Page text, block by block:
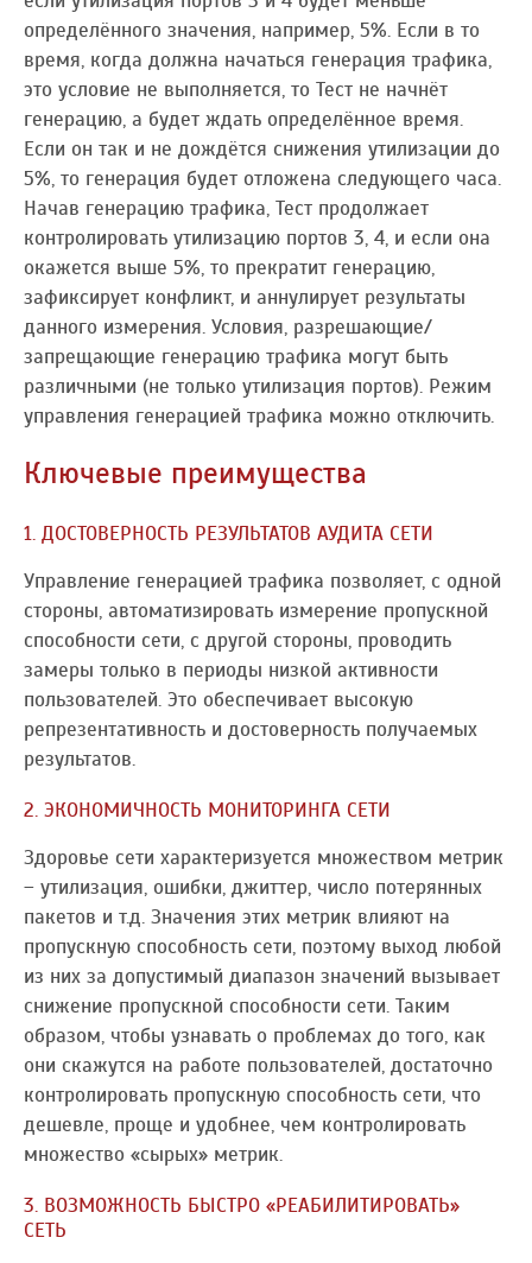
определённого значения, например, 5%. Если в то
время, когда должна начаться генерация трафика,
это условие не выполняется, то Тест не начнёт
генерацию, а будет ждать определённое время.
Если он так и не дождётся снижения утилизации до
5%, то генерация будет отложена следующего часа.
Начав генерацию трафика, Тест продолжает
контролировать утилизацию портов 3, 4, и если она
окажется выше 5%, то прекратит генерацию,
зафиксирует конфликт, и аннулирует результаты
данного измерения. Условия, разрешающие/
запрещающие генерацию трафика могут быть
различными (не только утилизация портов). Режим
управления генерацией трафика можно отключить.
Ключевые преимущества
1. ДОСТОВЕРНОСТЬ РЕЗУЛЬТАТОВ АУДИТА СЕТИ
Управление генерацией трафика позволяет, с одной
стороны, автоматизировать измерение пропускной
способности сети, с другой стороны, проводить
замеры только в периоды низкой активности
пользователей. Это обеспечивает высокую
репрезентативность и достоверность получаемых
результатов.
2. ЭКОНОМИЧНОСТЬ МОНИТОРИНГА СЕТИ
Здоровье сети характеризуется множеством метрик
– утилизация, ошибки, джиттер, число потерянных
пакетов и т.д. Значения этих метрик влияют на
пропускную способность сети, поэтому выход любой
из них за допустимый диапазон значений вызывает
снижение пропускной способности сети. Таким
образом, чтобы узнавать о проблемах до того, как
они скажутся на работе пользователей, достаточно
контролировать пропускную способность сети, что
дешевле, проще и удобнее, чем контролировать
множество «сырых» метрик.
3. ВОЗМОЖНОСТЬ БЫСТРО «РЕАБИЛИТИРОВАТЬ»
СЕТЬ